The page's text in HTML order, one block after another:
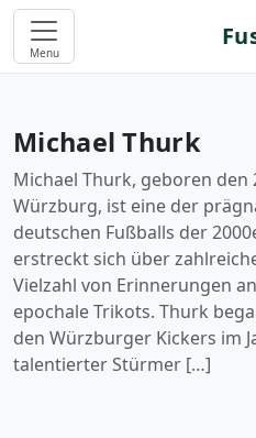
Menu
Michael Thurk
Michael Thurk, geboren den
Würzburg, ist eine der
deutschen Fußballs der
erstreckt sich über
Vielzahl von Erinnerungen
epochale Trikots. Thurk
den Würzburger Kickers im
talentierter Stürmer […]